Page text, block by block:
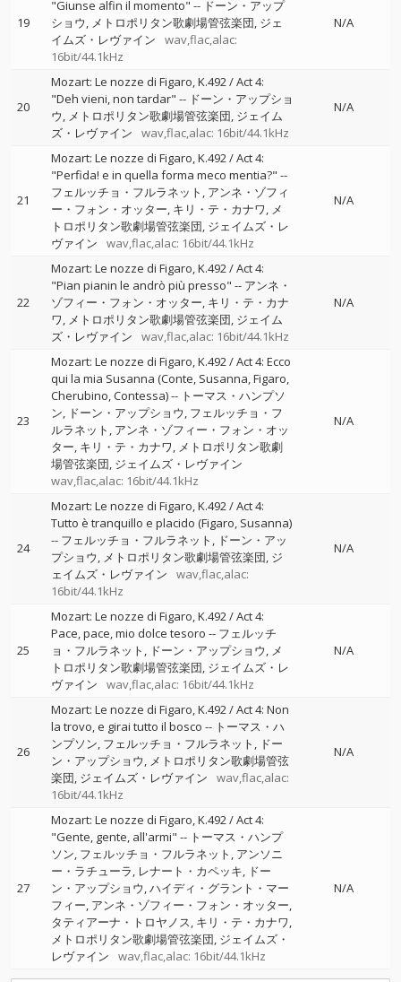
19
"Giunse alfin il momento" -- ドーン・アップ
ショウ メトロポリタン歌劇場管弦楽団 ジェ
イムズ・レヴァイン
wav,flac,alac:
16bit/44.1kHz
N/A
20
Mozart: Le nozze di Figaro, K.492 / Act 4:
"Deh vieni, non tardar" -- ドーン・アップショ
ウ メトロポリタン歌劇場管弦楽団 ジェイム
ズ・レヴァイン
wav,flac,alac: 16bit/44.1kHz
N/A
21
Mozart: Le nozze di Figaro, K.492 / Act 4:
"Perfida! e in quella forma meco mentia?" --
フェルッチョ・フルラネット アンネ・ゾフィ
ー・フォン・オッター キリ・テ・カナワ メ
トロポリタン歌劇場管弦楽団 ジェイムズ・レ
ヴァイン
wav,flac,alac: 16bit/44.1kHz
N/A
22
Mozart: Le nozze di Figaro, K.492 / Act 4:
"Pian pianin le andrò più presso" -- アンネ・
ゾフィー・フォン・オッター キリ・テ・カナ
ワ メトロポリタン歌劇場管弦楽団 ジェイム
ズ・レヴァイン
wav,flac,alac: 16bit/44.1kHz
N/A
23
Mozart: Le nozze di Figaro, K.492 / Act 4: Ecco
qui la mia Susanna (Conte, Susanna, Figaro,
Cherubino, Contessa)-- トーマス・ハンプソ
ン
ドーン・アップショウ フェルッチョ・フ
ルラネット アンネ・ゾフィー・フォン・オッ
ター キリ・テ・カナワ メトロポリタン歌劇
場管弦楽団 ジェイムズ・レヴァイン
wav,flac,alac: 16bit/44.1kHz
N/A
24
Mozart: Le nozze di Figaro, K.492 / Act 4:
Tutto è tranquillo e placido (Figaro, Susanna)
-- フェルッチョ・フルラネット
ドーン・アッ
プショウ メトロポリタン歌劇場管弦楽団 ジ
ェイムズ・レヴァイン
wav,flac,alac:
16bit/44.1kHz
N/A
25
Mozart: Le nozze di Figaro, K.492 / Act 4:
Pace, pace, mio dolce tesoro -- フェルッチ
ョ・フルラネット
ドーン・アップショウ メ
トロポリタン歌劇場管弦楽団 ジェイムズ・レ
ヴァイン
wav,flac,alac: 16bit/44.1kHz
N/A
26
Mozart: Le nozze di Figaro, K.492 / Act 4: Non
la trovo, e girai tutto il bosco -- トーマス・ハ
ンプソン フェルッチョ・フルラネット
ドー
ン・アップショウ メトロポリタン歌劇場管弦
楽団 ジェイムズ・レヴァイン
wav,flac,alac:
16bit/44.1kHz
N/A
27
Mozart: Le nozze di Figaro, K.492 / Act 4:
"Gente, gente, all'armi" -- トーマス・ハンプ
ソン フェルッチョ・フルラネット アンソニ
ー・ラチューラ レナート・カペッキ
ドー
ン・アップショウ ハイディ・グラント・マー
フィー アンネ・ゾフィー・フォン・オッター
タティアーナ・トロヤノス キリ・テ・カナワ
メトロポリタン歌劇場管弦楽団 ジェイムズ・
レヴァイン
wav,flac,alac: 16bit/44.1kHz
N/A